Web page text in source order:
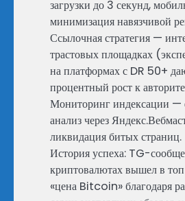
загрузки до 3 секунд,
минимизация навязчивой
Ссылочная стратегия —
трастовых площадках
на платформах с DR 50+
процентный рост к
Мониторинг индексации —
анализ через
ликвидация битых страниц.
История успеха: TG-
криптовалютах вышел в
«цена Bitcoin» благодаря